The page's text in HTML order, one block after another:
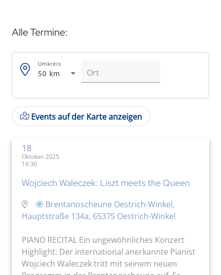
Alle Termine:
50 km
Umkreis
Events auf der Karte anzeigen
18
Oktober 2025
19:30
Wojciech Waleczek: Liszt meets the Queen
Brentanoscheune Oestrich-Winkel,
Hauptstraße 134a, 65375 Oestrich-Winkel
PIANO RECITAL Ein ungewöhnliches Konzert
Highlight: Der international anerkannte Pianist
Wojciech Waleczek tritt mit seinem neuen